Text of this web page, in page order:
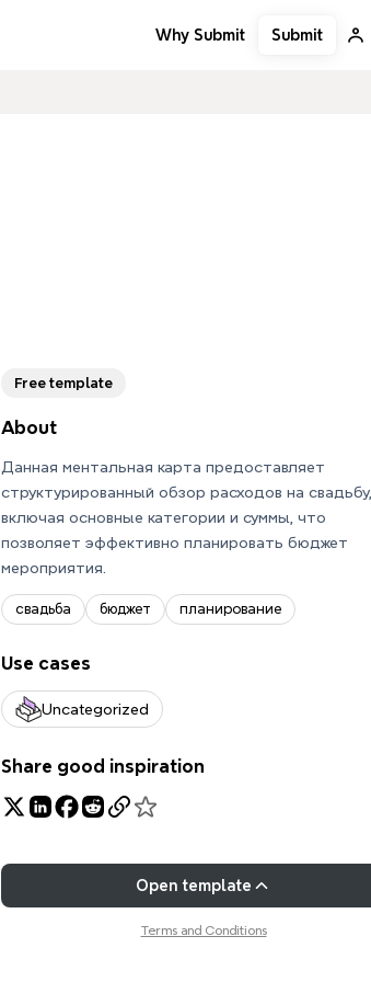
Why Submit Submit
Free template
Open template
Terms and Conditions
About
Данная ментальная карта предоставляет
структурированный обзор расходов на свадьбу,
включая основные категории и суммы, что
позволяет эффективно планировать бюджет
мероприятия.
свадьба бюджет планирование
Use cases
Uncategorized
Share good inspiration